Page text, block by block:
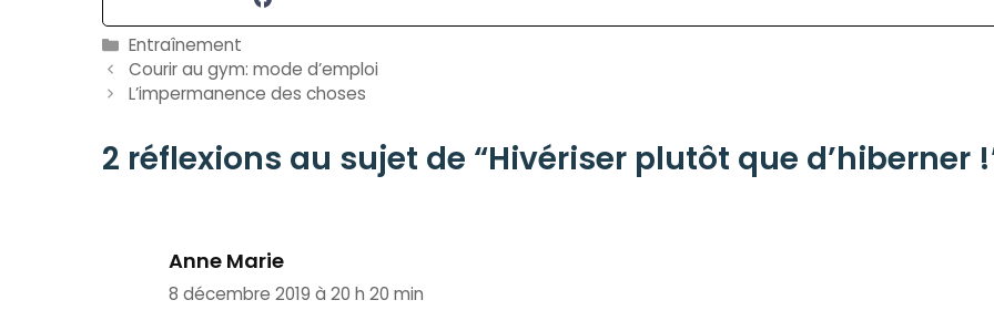
Catégories
Entraînement
Courir au gym: mode d’emploi
L’impermanence des choses
2 réflexions au sujet de “Hivériser plutôt que d’hiberner
Anne Marie
8 décembre 2019 à 20 h 20 min